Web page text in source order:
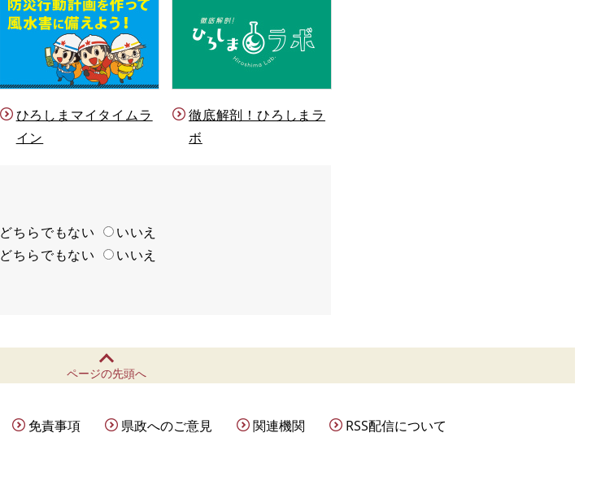
ひろしまマイタイムラ
イン
徹底解剖！ひろしまラ
ボ
どちらでもない
いいえ
どちらでもない いいえ
ページの先頭へ
免責事項 県政へのご意見 関連機関 RSS配信について